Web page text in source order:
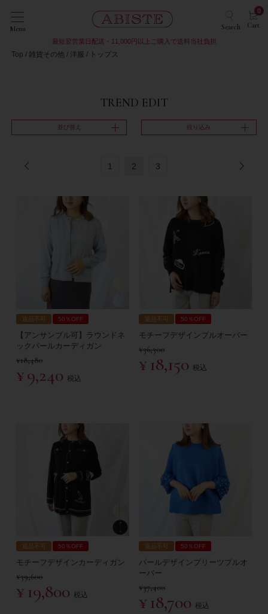
Menu Search Cart
0
最短翌営業日配送・11,000円以上ご購入で送料当社負担
Top 雑貨その他 洋服 トップス
TREND EDIT
並び替え 絞り込み
1 2 3
返品不可 50％OFF
【アンサンブル可】ラウンドネ
ックパールカーディガン
¥18,480
¥9,240 税込
返品不可 50％OFF
モチーフデザインプルオーバー
¥36,300
¥ 18,150 税込
返品不可 50％OFF
モチーフデザインカーディガン
¥39,600
¥ 19,800 税込
返品不可 50％OFF
パールデザインプリーツプルオ
ーバー
¥37,400
¥ 18,700 税込